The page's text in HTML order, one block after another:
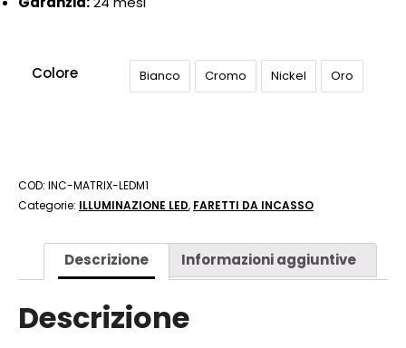
Colore Bianco Cromo Nickel Oro
COD: INC-MATRIX-LEDM1
Categorie: ILLUMINAZIONE LED, FARETTI DA INCASSO
Descrizione Informazioni aggiuntive
Descrizione